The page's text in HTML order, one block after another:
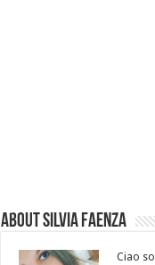
About Silvia Faenza
Ciao